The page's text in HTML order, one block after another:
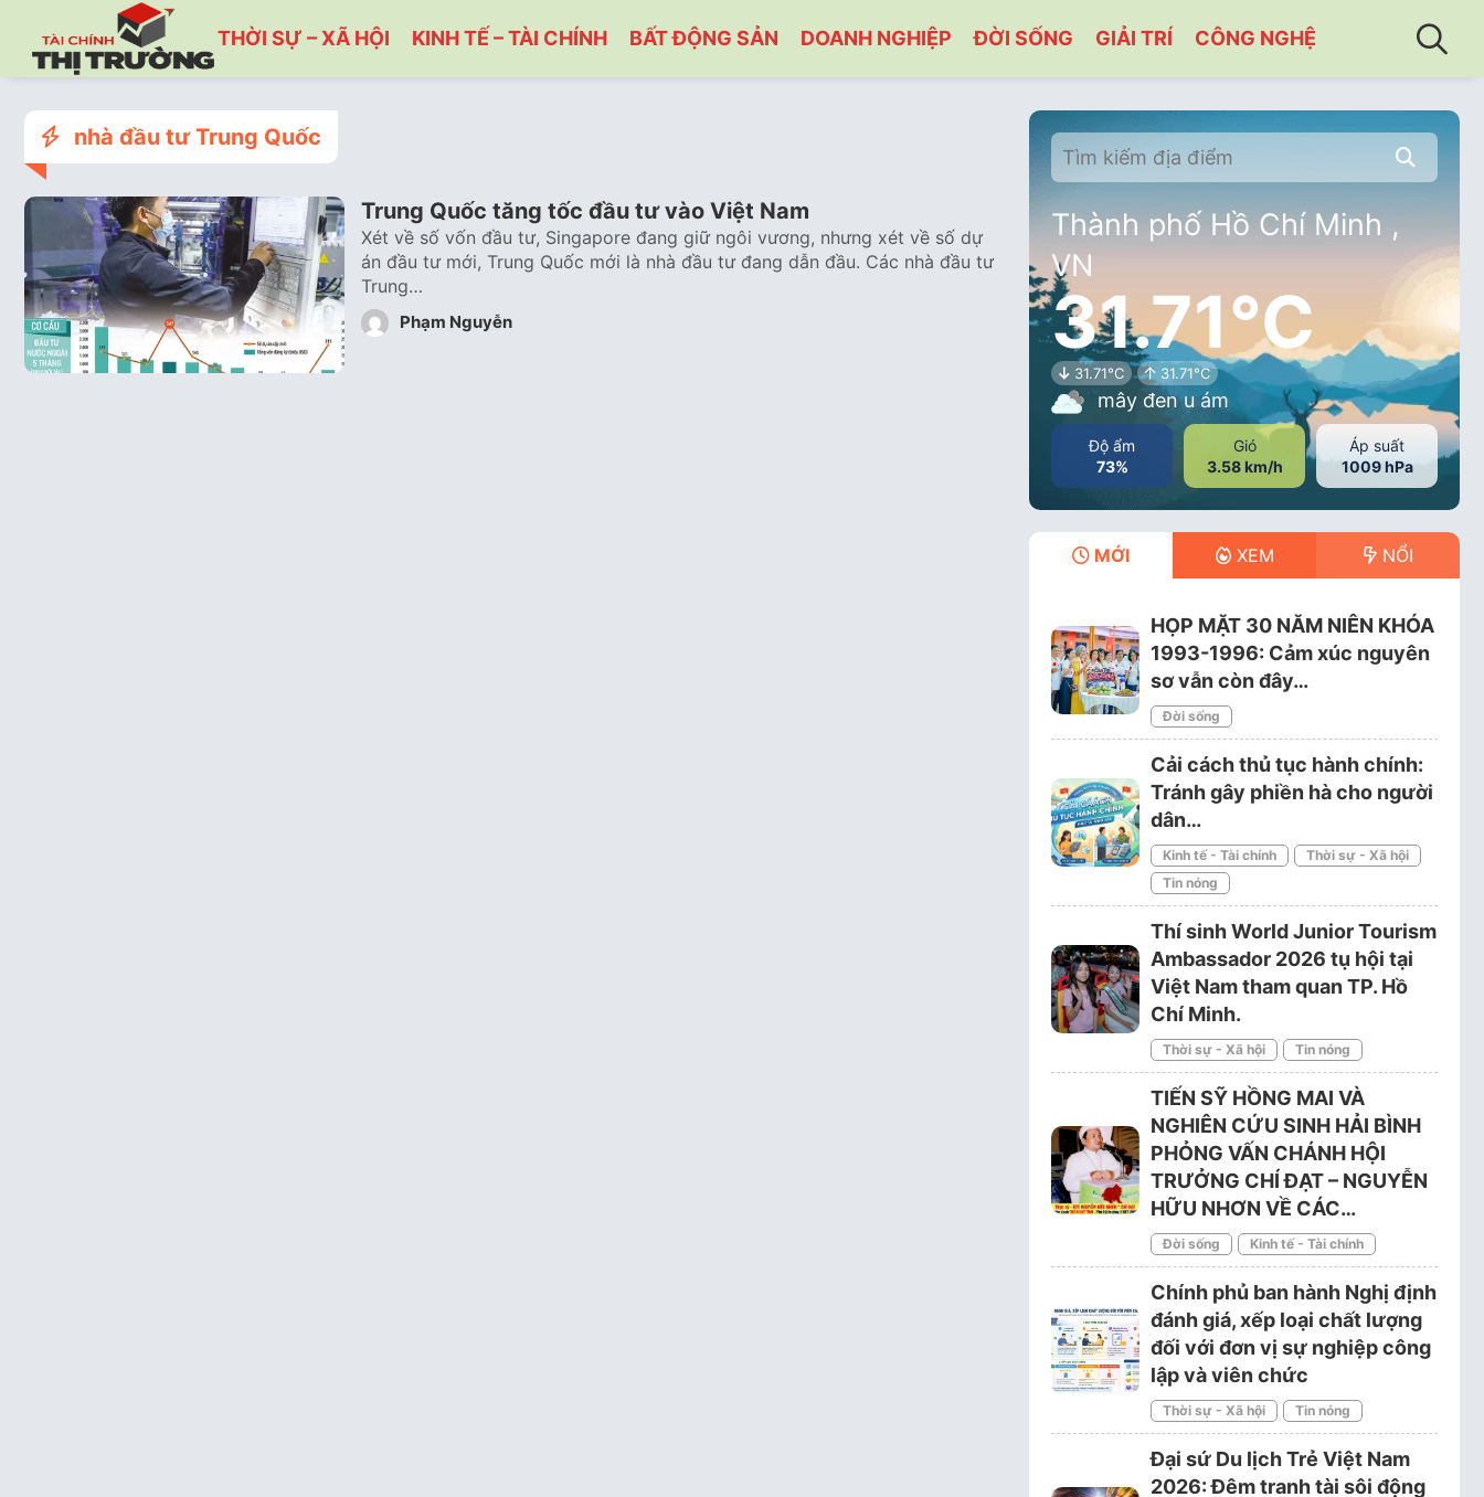
THỜI SỰ – XÃ HỘI KINH TẾ – TÀI CHÍNH BẤT ĐỘNG SẢN DOANH NGHIỆP ĐỜI SỐNG GIẢI TRÍ CÔNG NGHỆ
nhà đầu tư Trung Quốc
Trung Quốc tăng tốc đầu tư vào Việt Nam
Xét về số vốn đầu tư, Singapore đang giữ ngôi vương, nhưng xét về số dự
án đầu tư mới, Trung Quốc mới là nhà đầu tư đang dẫn đầu. Các nhà đầu tư
Trung…
Phạm Nguyễn
Thành phố Hồ Chí Minh ,
VN
31.71°C
31.71°C 31.71°C
mây đen u ám
Độ ẩm
73%
Gió
3.58 km/h
Áp suất
1009 hPa
MỚI XEM NỔI
HỌP MẶT 30 NĂM NIÊN KHÓA
1993-1996: Cảm xúc nguyên
sơ vẫn còn đây…
Đời sống
Cải cách thủ tục hành chính:
Tránh gây phiền hà cho người
dân…
Kinh tế - Tài chính
Thời sự - Xã hội
Tin nóng
Thí sinh World Junior Tourism
Ambassador 2026 tụ hội tại
Việt Nam tham quan TP. Hồ
Chí Minh.
Thời sự - Xã hội Tin nóng
TIẾN SỸ HỒNG MAI VÀ
NGHIÊN CỨU SINH HẢI BÌNH
PHỎNG VẤN CHÁNH HỘI
TRƯỞNG CHÍ ĐẠT – NGUYỄN
HỮU NHƠN VỀ CÁC…
Đời sống Kinh tế - Tài chính
Chính phủ ban hành Nghị định
đánh giá, xếp loại chất lượng
đối với đơn vị sự nghiệp công
lập và viên chức
Thời sự - Xã hội Tin nóng
Đại sứ Du lịch Trẻ Việt Nam
2026: Đêm tranh tài sôi động